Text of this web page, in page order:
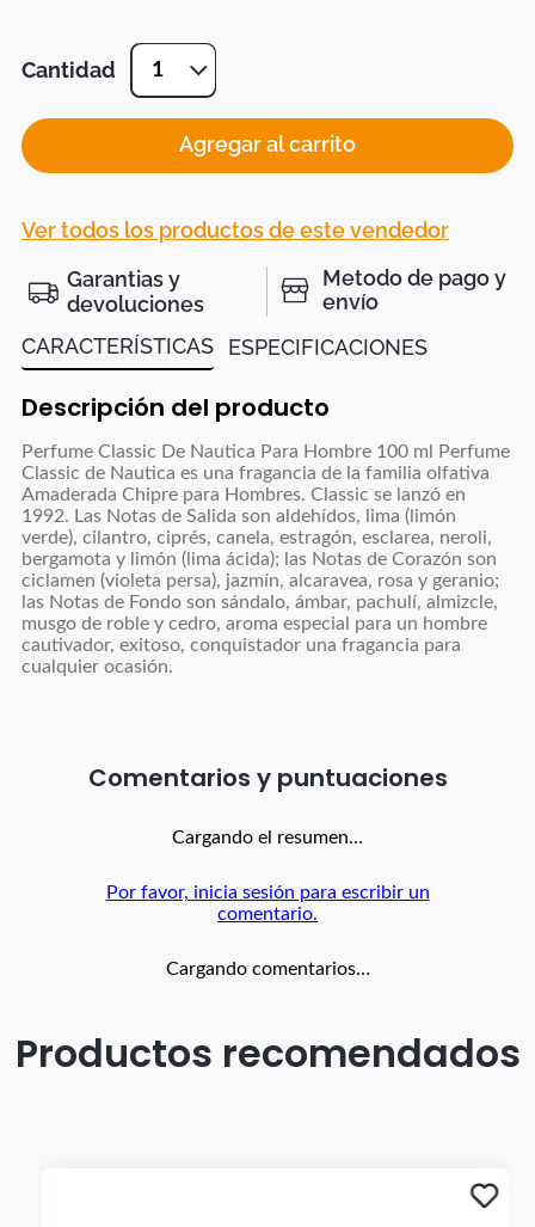
Cantidad 1
Agregar al carrito
Ver todos los productos de este vendedor
Garantias y
devoluciones
Metodo de pago y
envío
CARACTERÍSTICAS
ESPECIFICACIONES
Descripción del producto
Perfume Classic De Nautica Para Hombre 100 ml Perfume
Classic de Nautica es una fragancia de la familia olfativa
Amaderada Chipre para Hombres. Classic se lanzó en
1992. Las Notas de Salida son aldehídos, lima (limón
verde), cilantro, ciprés, canela, estragón, esclarea, neroli,
bergamota y limón (lima ácida); las Notas de Corazón son
ciclamen (violeta persa), jazmín, alcaravea, rosa y geranio;
las Notas de Fondo son sándalo, ámbar, pachulí, almizcle,
musgo de roble y cedro, aroma especial para un hombre
cautivador, exitoso, conquistador una fragancia para
cualquier ocasión.
Comentarios
Cargando el resumen…
Por favor, inicia sesión para escribir un
comentario.
Cargando comentarios…
Productos recomendados